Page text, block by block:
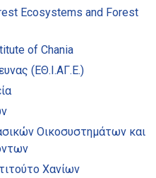
Ecosystems and Forest
of Chania
(ΕΘ.Ι.ΑΓ.Ε.)
Οικοσυστημάτων και
Χανίων